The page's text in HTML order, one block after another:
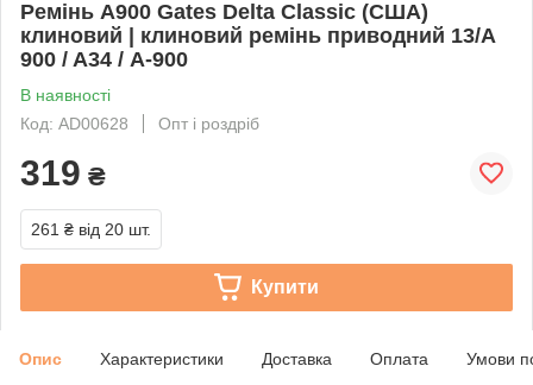
Ремінь A900 Gates Delta Classic (США)
клиновий | клиновий ремінь приводний 13/A
900 / A34 / А-900
В наявності
Код: AD00628
Опт і роздріб
319 ₴
261 ₴ від 20 шт.
Купити
Опис Характеристики Доставка Оплата Умови